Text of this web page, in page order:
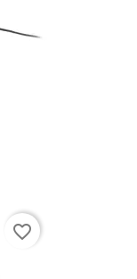
favorite_border